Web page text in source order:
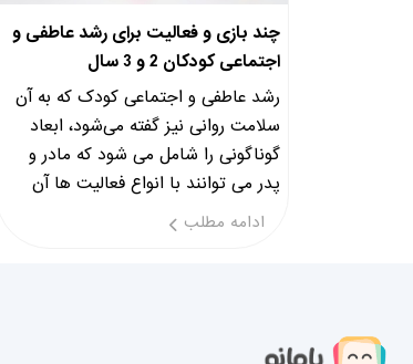
چند بازی و فعالیت برای رشد عاطفی و
اجتماعی کودکان 2 و 3 سال
رشد عاطفی و اجتماعی کودک که به آن
سلامت روانی نیز گفته می‌شود، ابعاد
گوناگونی را شامل می شود که مادر و
پدر می توانند با انواع فعالیت ها آن
ها را تقویت کنند.
ادامه مطلب